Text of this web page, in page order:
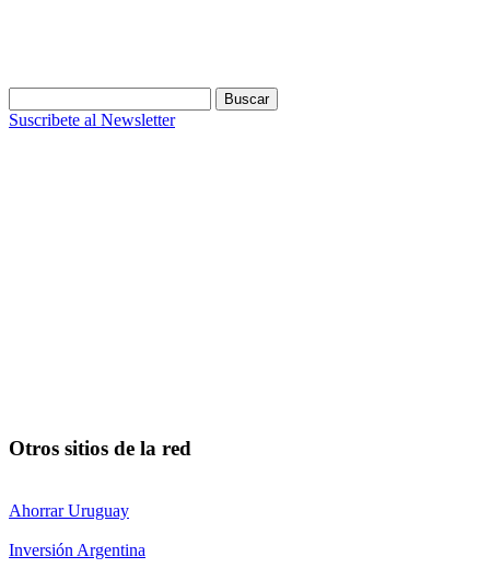
Suscribete al Newsletter
Otros sitios de la red
Ahorrar Uruguay
Inversión Argentina